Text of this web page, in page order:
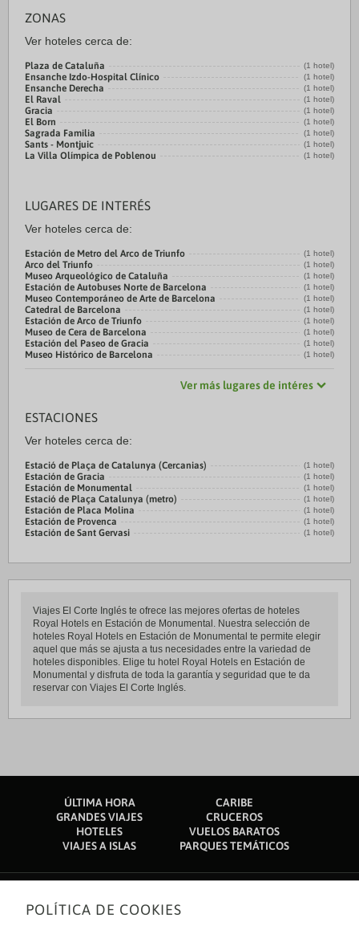
ZONAS
Ver hoteles cerca de:
Plaza de Cataluña (1 hotel)
Ensanche Izdo-Hospital Clínico (1 hotel)
Ensanche Derecha (1 hotel)
El Raval (1 hotel)
Gracia (1 hotel)
El Born (1 hotel)
Sagrada Familia (1 hotel)
Sants - Montjuic (1 hotel)
La Villa Olímpica de Poblenou (1 hotel)
LUGARES DE INTERÉS
Ver hoteles cerca de:
Estación de Metro del Arco de Triunfo (1 hotel)
Arco del Triunfo (1 hotel)
Museo Arqueológico de Cataluña (1 hotel)
Estación de Autobuses Norte de Barcelona (1 hotel)
Museo Contemporáneo de Arte de Barcelona (1 hotel)
Catedral de Barcelona (1 hotel)
Estación de Arco de Triunfo (1 hotel)
Museo de Cera de Barcelona (1 hotel)
Estación del Paseo de Gracia (1 hotel)
Museo Histórico de Barcelona (1 hotel)
Ver más lugares de intéres
ESTACIONES
Ver hoteles cerca de:
Estació de Plaça de Catalunya (Cercanias) (1 hotel)
Estación de Gracia (1 hotel)
Estación de Monumental (1 hotel)
Estació de Plaça Catalunya (metro) (1 hotel)
Estación de Placa Molina (1 hotel)
Estación de Provenca (1 hotel)
Estación de Sant Gervasi (1 hotel)
Viajes El Corte Inglés te ofrece las mejores ofertas de hoteles
Royal Hotels en Estación de Monumental. Nuestra selección de
hoteles Royal Hotels en Estación de Monumental te permite elegir
aquel que más se ajusta a tus necesidades entre la variedad de
hoteles disponibles. Elige tu hotel Royal Hotels en Estación de
Monumental y disfruta de toda la garantía y seguridad que te da
reservar con Viajes El Corte Inglés.
ÚLTIMA HORA
CARIBE
GRANDES VIAJES
CRUCEROS
HOTELES
VUELOS BARATOS
VIAJES A ISLAS
PARQUES TEMÁTICOS
Sobre nosotros
POLÍTICA DE COOKIES